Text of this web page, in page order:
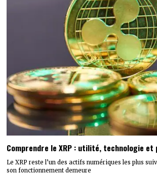
Comprendre le XRP : utilité, technologie et
Le XRP reste l’un des actifs numériques les plus
son fonctionnement demeure